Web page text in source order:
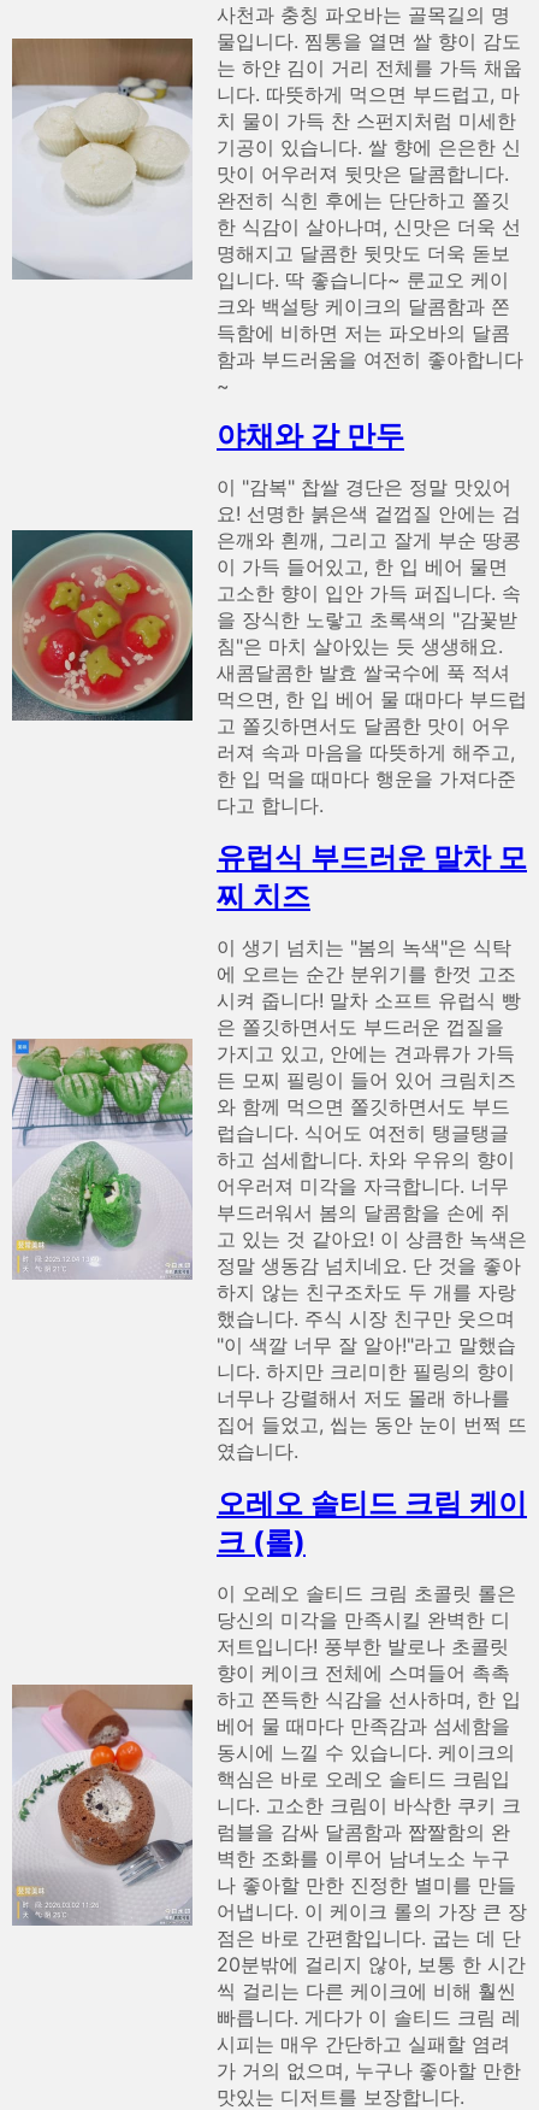
사천과 충칭 파오바는 골목길의 명
물입니다. 찜통을 열면 쌀 향이 감도
는 하얀 김이 거리 전체를 가득 채웁
니다. 따뜻하게 먹으면 부드럽고, 마
치 물이 가득 찬 스펀지처럼 미세한
기공이 있습니다. 쌀 향에 은은한 신
맛이 어우러져 뒷맛은 달콤합니다.
완전히 식힌 후에는 단단하고 쫄깃
한 식감이 살아나며, 신맛은 더욱 선
명해지고 달콤한 뒷맛도 더욱 돋보
입니다. 딱 좋습니다~ 룬교오 케이
크와 백설탕 케이크의 달콤함과 쫀
득함에 비하면 저는 파오바의 달콤
함과 부드러움을 여전히 좋아합니다
~
야채와 감 만두
이 "감복" 찹쌀 경단은 정말 맛있어
요! 선명한 붉은색 겉껍질 안에는 검
은깨와 흰깨, 그리고 잘게 부순 땅콩
이 가득 들어있고, 한 입 베어 물면
고소한 향이 입안 가득 퍼집니다. 속
을 장식한 노랗고 초록색의 "감꽃받
침"은 마치 살아있는 듯 생생해요.
새콤달콤한 발효 쌀국수에 푹 적셔
먹으면, 한 입 베어 물 때마다 부드럽
고 쫄깃하면서도 달콤한 맛이 어우
러져 속과 마음을 따뜻하게 해주고,
한 입 먹을 때마다 행운을 가져다준
다고 합니다.
유럽식 부드러운 말차 모
찌 치즈
이 생기 넘치는 "봄의 녹색"은 식탁
에 오르는 순간 분위기를 한껏 고조
시켜 줍니다! 말차 소프트 유럽식 빵
은 쫄깃하면서도 부드러운 껍질을
가지고 있고, 안에는 견과류가 가득
든 모찌 필링이 들어 있어 크림치즈
와 함께 먹으면 쫄깃하면서도 부드
럽습니다. 식어도 여전히 탱글탱글
하고 섬세합니다. 차와 우유의 향이
어우러져 미각을 자극합니다. 너무
부드러워서 봄의 달콤함을 손에 쥐
고 있는 것 같아요! 이 상큼한 녹색은
정말 생동감 넘치네요. 단 것을 좋아
하지 않는 친구조차도 두 개를 자랑
했습니다. 주식 시장 친구만 웃으며
"이 색깔 너무 잘 알아!"라고 말했습
니다. 하지만 크리미한 필링의 향이
너무나 강렬해서 저도 몰래 하나를
집어 들었고, 씹는 동안 눈이 번쩍 뜨
였습니다.
오레오 솔티드 크림 케이
크 (롤)
이 오레오 솔티드 크림 초콜릿 롤은
당신의 미각을 만족시킬 완벽한 디
저트입니다! 풍부한 발로나 초콜릿
향이 케이크 전체에 스며들어 촉촉
하고 쫀득한 식감을 선사하며, 한 입
베어 물 때마다 만족감과 섬세함을
동시에 느낄 수 있습니다. 케이크의
핵심은 바로 오레오 솔티드 크림입
니다. 고소한 크림이 바삭한 쿠키 크
럼블을 감싸 달콤함과 짭짤함의 완
벽한 조화를 이루어 남녀노소 누구
나 좋아할 만한 진정한 별미를 만들
어냅니다. 이 케이크 롤의 가장 큰 장
점은 바로 간편함입니다. 굽는 데 단
20분밖에 걸리지 않아, 보통 한 시간
씩 걸리는 다른 케이크에 비해 훨씬
빠릅니다. 게다가 이 솔티드 크림 레
시피는 매우 간단하고 실패할 염려
가 거의 없으며, 누구나 좋아할 만한
맛있는 디저트를 보장합니다.